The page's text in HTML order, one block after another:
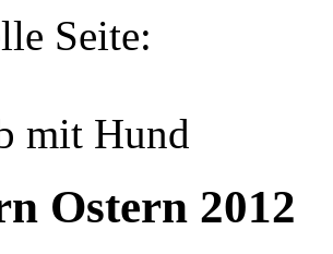
Seite:
mit Hund
Ostern 2012